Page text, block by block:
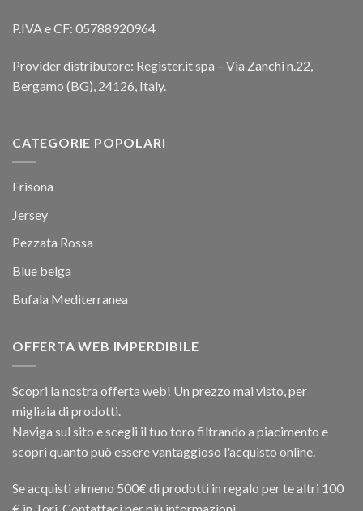
P.IVA e CF: 05788920964
Provider distributore: Register.it spa – Via Zanchi n.22,
Bergamo (BG), 24126, Italy.
CATEGORIE POPOLARI
Frisona
Jersey
Pezzata Rossa
Blue belga
Bufala Mediterranea
OFFERTA WEB IMPERDIBILE
Scopri la nostra offerta web! Un prezzo mai visto, per
migliaia di prodotti.
Naviga sul sito e scegli il tuo toro filtrando a piacimento e
scopri quanto può essere vantaggioso l'acquisto online.
Se acquisti almeno 500€ di prodotti in regalo per te altri 100